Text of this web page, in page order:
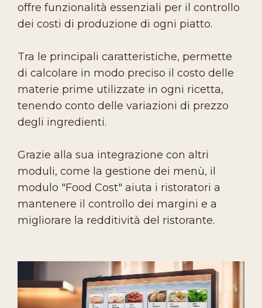
offre funzionalità essenziali per il controllo
dei costi di produzione di ogni piatto.
Tra le principali caratteristiche, permette
di calcolare in modo preciso il costo delle
materie prime utilizzate in ogni ricetta,
tenendo conto delle variazioni di prezzo
degli ingredienti.
Grazie alla sua integrazione con altri
moduli, come la gestione dei menù, il
modulo "Food Cost" aiuta i ristoratori a
mantenere il controllo dei margini e a
migliorare la redditività del ristorante.